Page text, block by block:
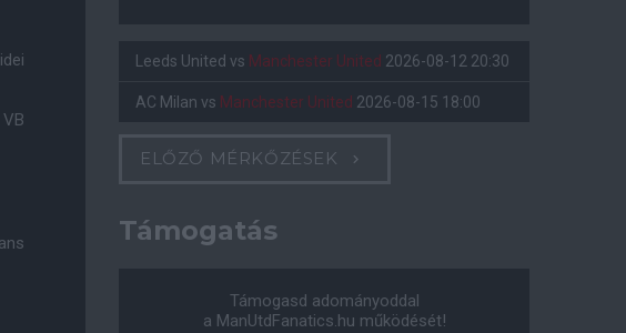
Leeds United vs Manchester United 2026-08-12 20:30
AC Milan vs Manchester United 2026-08-15 18:00
ELŐZŐ MÉRKŐZÉSEK
Támogatás
Támogasd adományoddal
a ManUtdFanatics.hu működését!